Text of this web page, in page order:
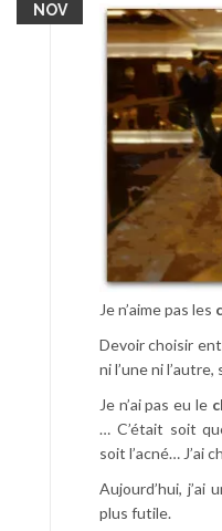
NOV
Je n’aime pas les
Devoir choisir
ni l’une ni
Je n’ai pas eu le
… C’était soit
soit l’acné… J’ai
Aujourd’hui, j’ai
plus futile.